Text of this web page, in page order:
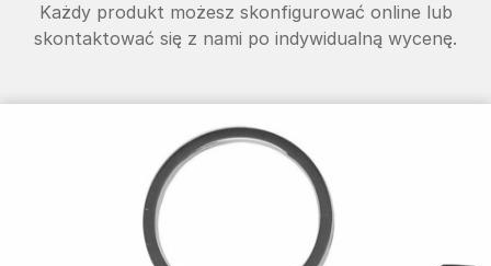
Każdy produkt możesz skonfigurować online lub
skontaktować się z nami po indywidualną wycenę.